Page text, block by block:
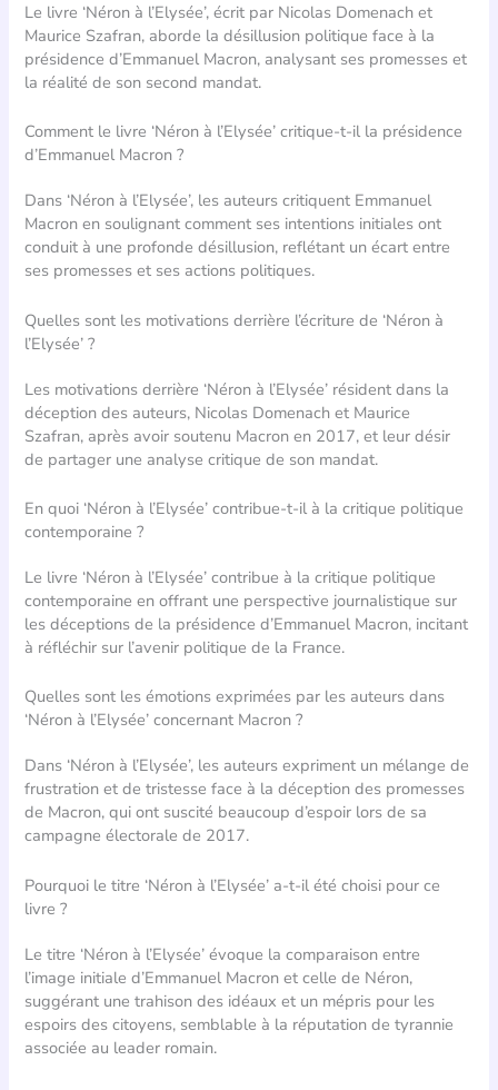
Le livre ‘Néron à l’Elysée’, écrit par Nicolas Domenach et
Maurice Szafran, aborde la désillusion politique face à la
présidence d’Emmanuel Macron, analysant ses promesses et
la réalité de son second mandat.
Comment le livre ‘Néron à l’Elysée’ critique-t-il la présidence
d’Emmanuel Macron ?
Dans ‘Néron à l’Elysée’, les auteurs critiquent Emmanuel
Macron en soulignant comment ses intentions initiales ont
conduit à une profonde désillusion, reflétant un écart entre
ses promesses et ses actions politiques.
Quelles sont les motivations derrière l’écriture de ‘Néron à
l’Elysée’ ?
Les motivations derrière ‘Néron à l’Elysée’ résident dans la
déception des auteurs, Nicolas Domenach et Maurice
Szafran, après avoir soutenu Macron en 2017, et leur désir
de partager une analyse critique de son mandat.
En quoi ‘Néron à l’Elysée’ contribue-t-il à la critique politique
contemporaine ?
Le livre ‘Néron à l’Elysée’ contribue à la critique politique
contemporaine en offrant une perspective journalistique sur
les déceptions de la présidence d’Emmanuel Macron, incitant
à réfléchir sur l’avenir politique de la France.
Quelles sont les émotions exprimées par les auteurs dans
‘Néron à l’Elysée’ concernant Macron ?
Dans ‘Néron à l’Elysée’, les auteurs expriment un mélange de
frustration et de tristesse face à la déception des promesses
de Macron, qui ont suscité beaucoup d’espoir lors de sa
campagne électorale de 2017.
Pourquoi le titre ‘Néron à l’Elysée’ a-t-il été choisi pour ce
livre ?
Le titre ‘Néron à l’Elysée’ évoque la comparaison entre
l’image initiale d’Emmanuel Macron et celle de Néron,
suggérant une trahison des idéaux et un mépris pour les
espoirs des citoyens, semblable à la réputation de tyrannie
associée au leader romain.